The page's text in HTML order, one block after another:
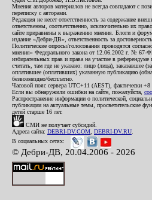
Мнения авторов материалов не всегда совпадают с
переписку с авторами.
Редакция не несет ответственность за содержание
ответственны, соответственно, исключительно их
сайте приравнены к выражению мнения. Блоги и
издание «Дебри-ДВ», ответственность за
Политические опросы/голосования проводятся
мнения» Федерального закона от 12.06.2002 г. № 67-
избирательных прав и права на участие в
считать, там где не указано: лицо (лица), заказавшее
оплатившее (оплативших) указанную публикацию
безвозмездно/бесплатно.
Часовой пояс сервера UTC+11 (AEST), фактически +8
Если вы обнаружили ошибки на сайте, пожалуйста,
Распространение информации о политической,
публикации на актуальные темы, просветительские
детей старше 16 лет.
СМИ не получает субсидий.
Адреса сайта: DEBRI-DV.COM DEBRI-DV.RU
В социальных сетях:
© Дебри-ДВ, 20.04.2006 - 2026